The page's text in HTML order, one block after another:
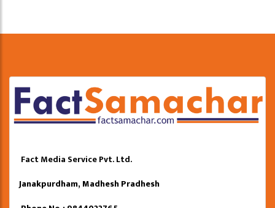
Fact Media Service Pvt. Ltd.
Janakpurdham, Madhesh Pradhesh